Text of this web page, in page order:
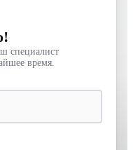
специалист
время.